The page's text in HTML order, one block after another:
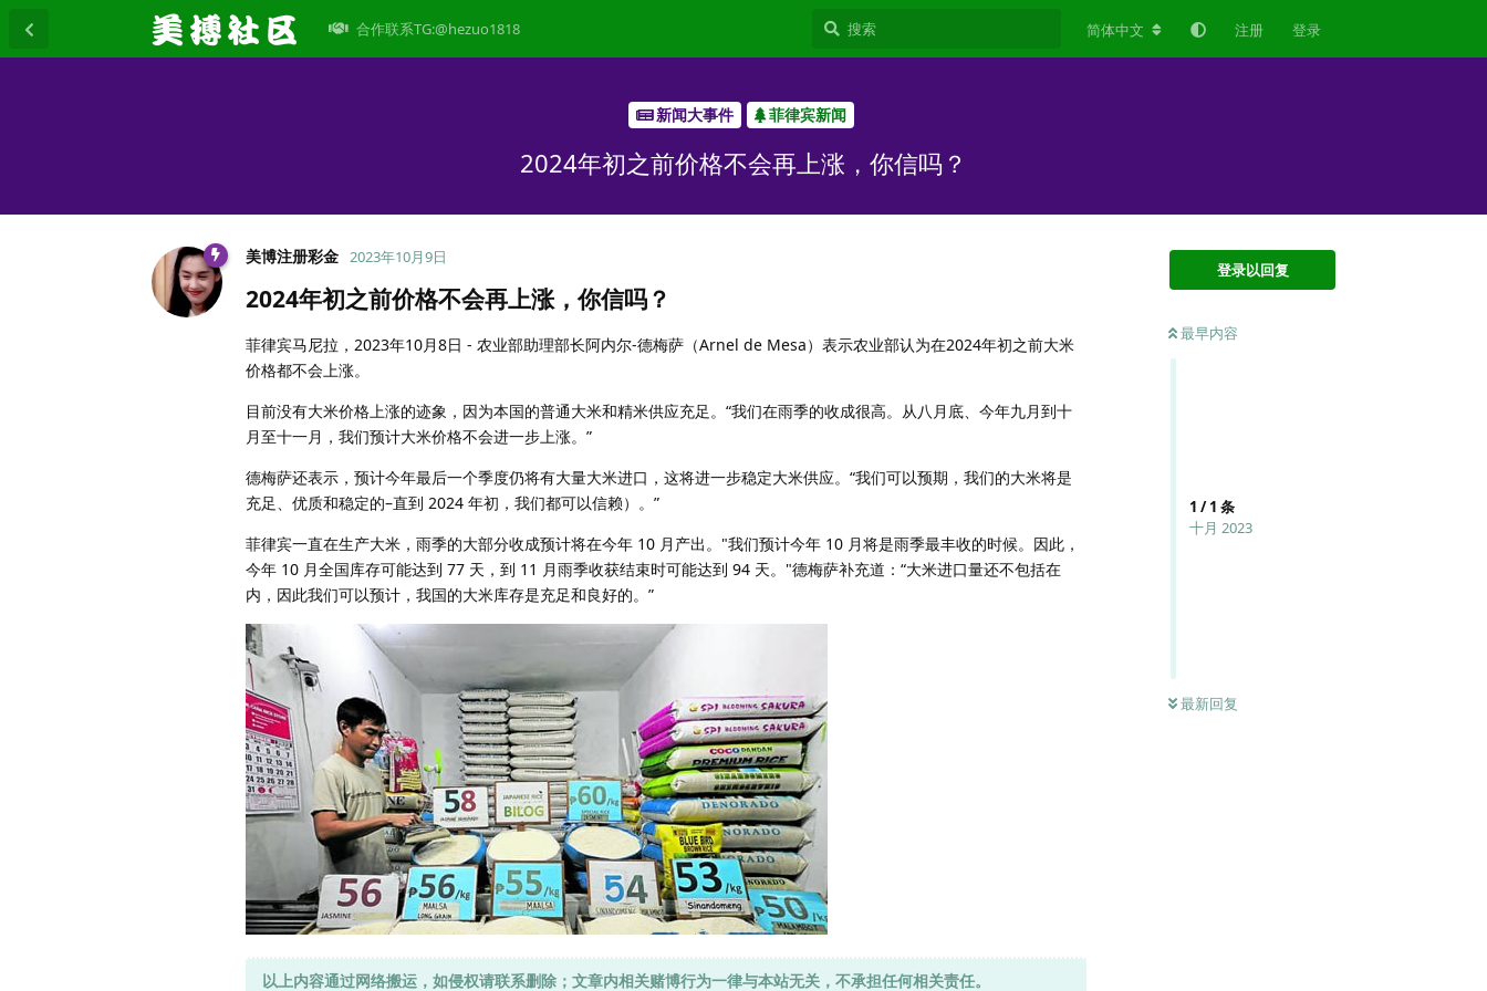
合作联系TG:@hezuo1818 简体中文 注册 登录
新闻大事件 菲律宾新闻
2024年初之前价格不会再上涨，你信吗？
登录以回复
最早内容
1 /1 条
十月 2023
最新回复
美博注册彩金 2023年10月9日
2024年初之前价格不会再上涨，你信吗？
菲律宾马尼拉，2023年10月8日 - 农业部助理部长阿内尔-德梅萨（Arnel de Mesa）表示农业部认为在2024年初之前大米
价格都不会上涨。
目前没有大米价格上涨的迹象，因为本国的普通大米和精米供应充足。“我们在雨季的收成很高。从八月底、今年九月到十
月至十一月，我们预计大米价格不会进一步上涨。”
德梅萨还表示，预计今年最后一个季度仍将有大量大米进口，这将进一步稳定大米供应。“我们可以预期，我们的大米将是
充足、优质和稳定的–直到 2024 年初，我们都可以信赖）。”
菲律宾一直在生产大米，雨季的大部分收成预计将在今年 10 月产出。"我们预计今年 10 月将是雨季最丰收的时候。因此，
今年 10 月全国库存可能达到 77 天，到 11 月雨季收获结束时可能达到 94 天。"德梅萨补充道：“大米进口量还不包括在
内，因此我们可以预计，我国的大米库存是充足和良好的。”
以上内容通过网络搬运，如侵权请联系删除；文章内相关赌博行为一律与本站无关，不承担任何相关责任。